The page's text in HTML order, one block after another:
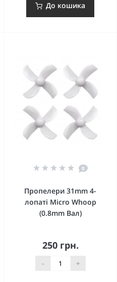
До кошика
0
Пропелери 31mm 4-
лопаті Micro Whoop
(0.8mm Вал)
250 грн.
- +